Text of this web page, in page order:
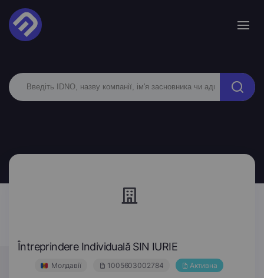
Întreprindere Individuală SIN IURIE
Молдавії 1005603002784 Активна